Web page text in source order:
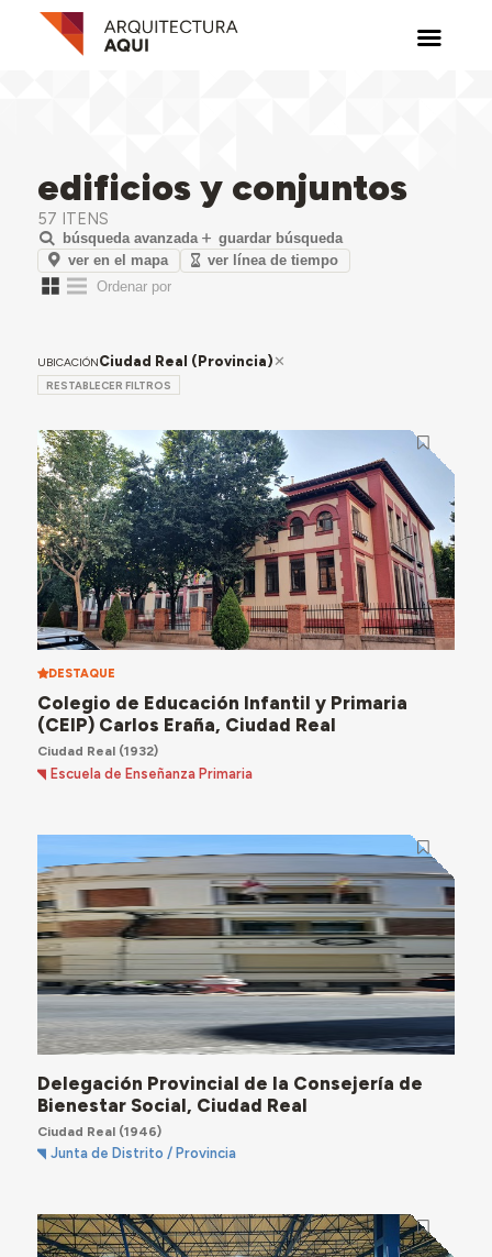
edificios y conjuntos
57 ITENS
búsqueda avanzada
guardar búsqueda
ver en el mapa
ver línea de tiempo
UBICACIÓNCiudad Real (Provincia)
RESTABLECER FILTROS
DESTAQUE
Colegio de Educación Infantil y Primaria
(CEIP) Carlos Eraña, Ciudad Real
Ciudad Real(1932)
Escuela de Enseñanza Primaria
Delegación Provincial de la Consejería de
Bienestar Social, Ciudad Real
Ciudad Real(1946)
Junta de Distrito / Provincia